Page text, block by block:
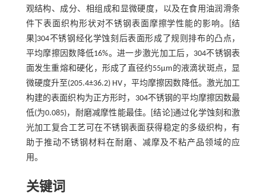
观结构、成分、相组成和显微硬度，以及在食用油润滑条
件下表面织构形状对不锈钢表面摩擦学性能的影响。[结
果]304不锈钢经化学蚀刻后表面形成了规则排布的凸点，
平均摩擦因数降低16%。进一步激光加工后，304不锈钢表
面发生重熔和硬化，形成了直径约55μm的液滴状斑点，显
微硬度升至(205.4±36.2) HV，平均摩擦因数降低。激光加工
构建的表面织构为正方形时，304不锈钢的平均摩擦因数最
低(为0.085)，耐磨减摩性能最佳。[结论]通过化学蚀刻和激
光加工复合工艺可在不锈钢表面获得稳定的多级织构，有
助于推动不锈钢材料在耐磨、减摩及不粘产品领域的应
用。
关键词